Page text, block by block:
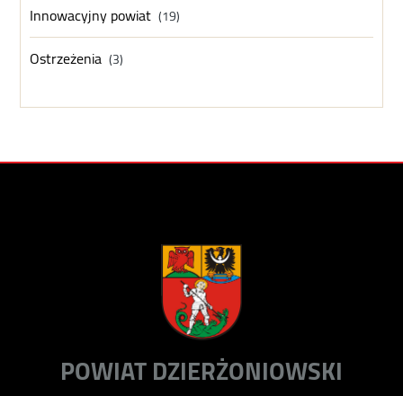
Innowacyjny powiat (19)
Ostrzeżenia (3)
POWIAT DZIERŻONIOWSKI